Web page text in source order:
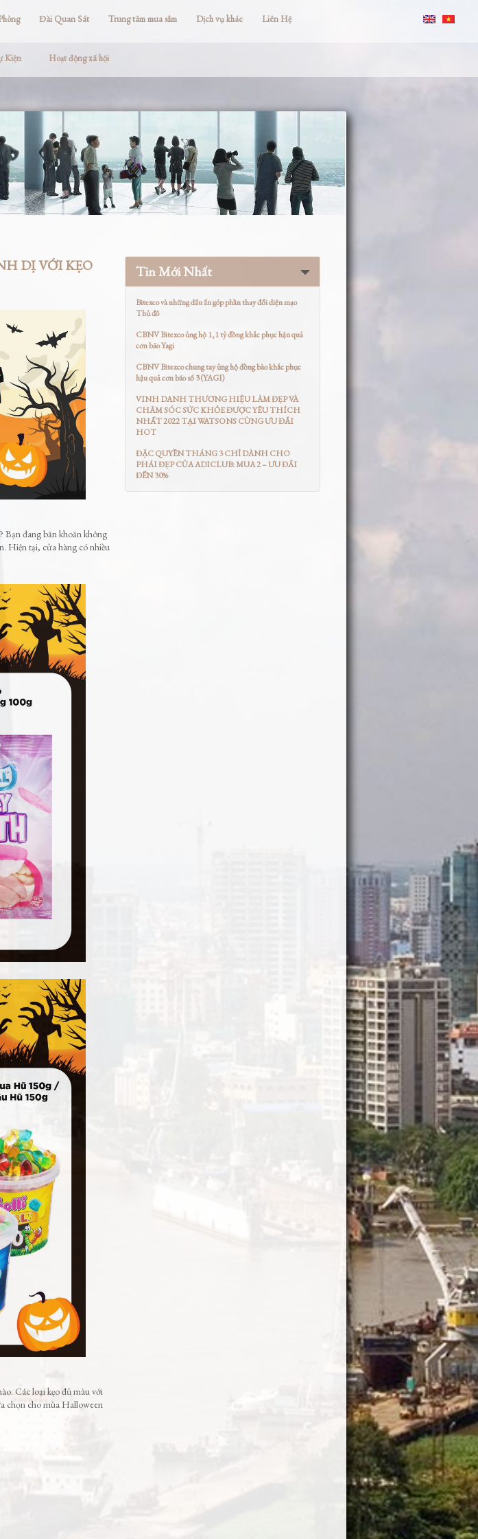
Đài Quan Sát Trung tâm mua sắm Dịch vụ khác Liên Hệ
Kiện Hoạt động xã hội
DỊ VỚI KẸO
Bạn đang băn khoăn không
Hiện tại, cửa hàng có nhiều
Các loại kẹo đủ màu với
chọn cho mùa Halloween
Tin Mới Nhất
Bitexco và những dấu ấn góp phần thay đổi diện mạo
Thủ đô
CBNV Bitexco ủng hộ 1,1 tỷ đồng khắc phục hậu quả
cơn bão Yagi
CBNV Bitexco chung tay ủng hộ đồng bào khắc phục
hậu quả cơn bão số 3 (YAGI)
VINH DANH THƯƠNG HIỆU LÀM ĐẸP VÀ
CHĂM SÓC SỨC KHỎE ĐƯỢC YÊU THÍCH
NHẤT 2022 TẠI WATSONS CÙNG ƯU ĐÃI
HOT
ĐẶC QUYỀN THÁNG 3 CHỈ DÀNH CHO
PHÁI ĐẸP CỦA ADICLUB: MUA 2 – ƯU ĐÃI
ĐẾN 30%